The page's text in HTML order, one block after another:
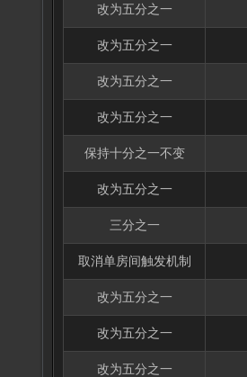
改为五分之一
改为五分之一
改为五分之一
改为五分之一
保持十分之一不变
改为五分之一
三分之一
取消单房间触发机制
改为五分之一
改为五分之一
改为五分之一